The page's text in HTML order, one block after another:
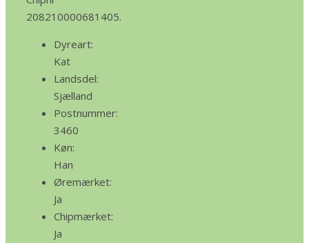
208210000681405.
Dyreart:
Kat
Landsdel:
Sjælland
Postnummer:
3460
Køn:
Han
Øremærket:
Ja
Chipmærket:
Ja